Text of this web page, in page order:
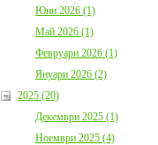
Юни 2026 (1)
Май 2026 (1)
Февруари 2026 (1)
Януари 2026 (2)
2025 (20)
Декември 2025 (1)
Ноември 2025 (4)